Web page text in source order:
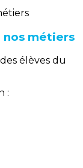
nos métiers
élèves du
: